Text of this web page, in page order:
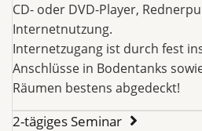
CD- oder DVD-Player,
Internetnutzung.
Internetzugang ist durch fest
Anschlüsse in Bodentanks
Räumen bestens abgedeckt!
2-tägiges Seminar